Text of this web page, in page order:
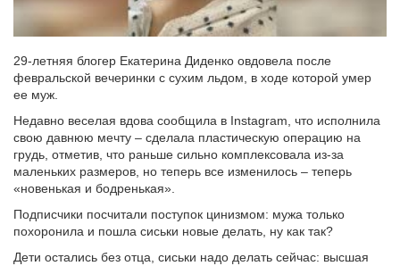
29-летняя блогер Екатерина Диденко овдовела после
февральской вечеринки с сухим льдом, в ходе которой умер
ее муж.
Недавно веселая вдова сообщила в Instagram, что исполнила
свою давнюю мечту – сделала пластическую операцию на
грудь, отметив, что раньше сильно комплексовала из-за
маленьких размеров, но теперь все изменилось – теперь
«новенькая и бодренькая».
Подписчики посчитали поступок цинизмом: мужа только
похоронила и пошла сиськи новые делать, ну как так?
Дети остались без отца, сиськи надо делать сейчас: высшая